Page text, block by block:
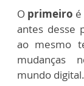
O primeiro
antes desse
ao mesmo
mudanças
mundo digital.